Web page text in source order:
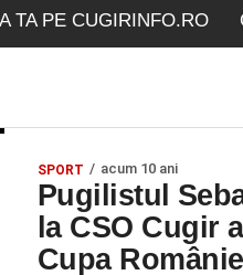
TA PE CUGIRINFO.RO
SPORT acum 10 ani
Pugilistul
la CSO Cugir
Cupa